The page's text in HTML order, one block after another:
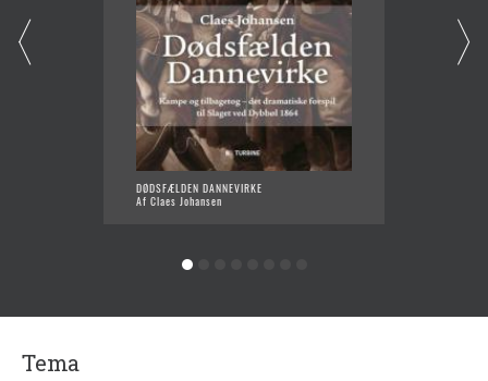
DØDSFÆLDEN DANNEVIRKE
Af Claes Johansen
Tema